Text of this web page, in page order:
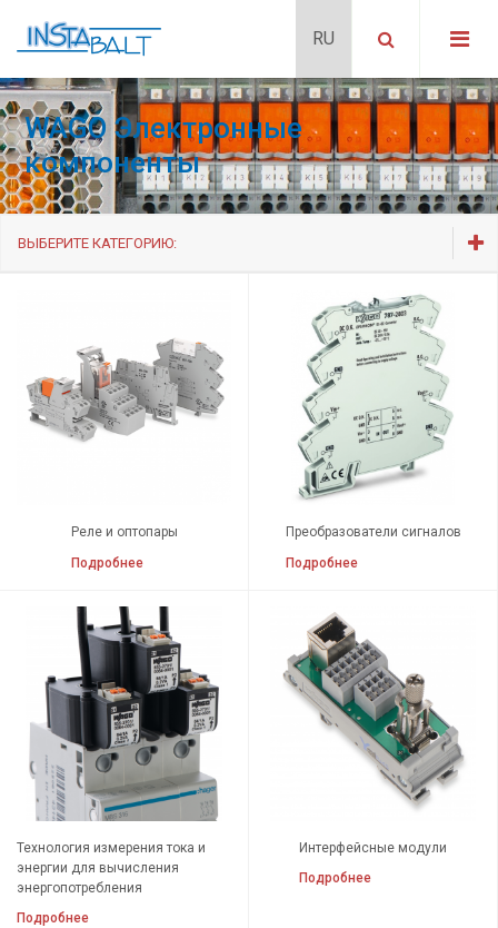
WAGO Электронные
компоненты
ВЫБЕРИТЕ КАТЕГОРИЮ:
Технология измерения тока и энергии для вычисления
энергопотребления
Интерфейсные модули
Интерфейсные модули для системной электропроводки и кабели
Реле и оптопары
Подробнее
Преобразователи сигналов
Подробнее
Технология измерения тока и
энергии для вычисления
энергопотребления
Подробнее
Интерфейсные модули
Подробнее